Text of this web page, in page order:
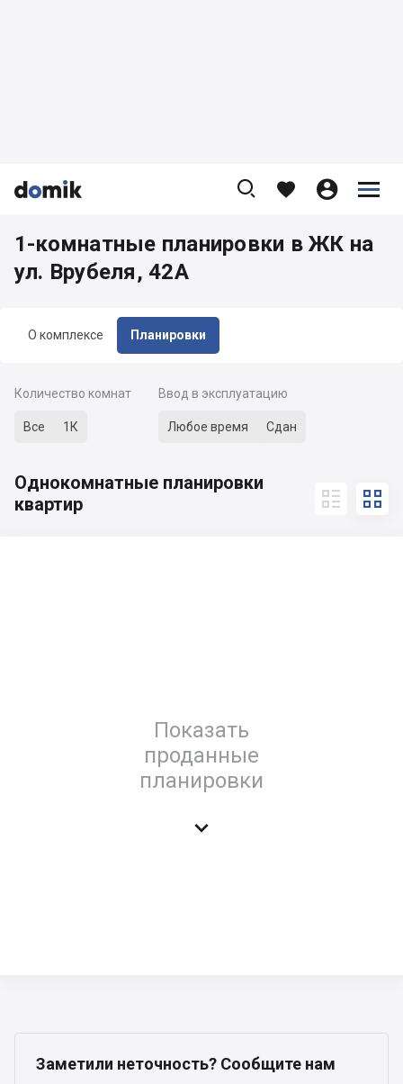


    


О комплексе Планировки
1-комнатные планировки в ЖК на
ул. Врубеля, 42А
Количество комнат
Все 1К
Ввод в эксплуатацию
Любое время Сдан
Однокомнатные планировки
квартир
 
Показать
проданные
планировки

Заметили неточность? Сообщите нам